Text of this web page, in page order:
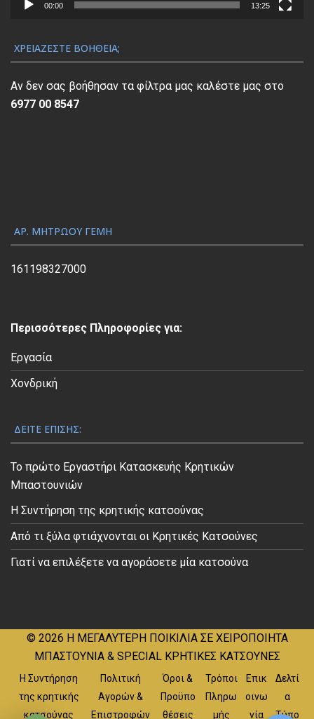
ν
α
π
α
ς
Β
ί
ο
00:00 13:25
ΧΡΕΙΆΖΕΣΤΕ ΒΟΉΘΕΙΑ;
Αν δεν σας βοήθησαν τα φίλτρα μας καλέστε μας στο
6977 00 8547
ΑΡ. ΜΗΤΡΏΟΥ ΓΕΜΗ
161198327000
Περισσότερες Πληροφορίες για:
Εργασία
Χονδρική
ΔΕΊΤΕ ΕΠΊΣΗΣ:
Το πρώτο Εργαστήρι Κατασκευής Κρητικών
Μπαστουνιών
Η Συντήρηση της κρητικής κατσούνας
Από τι ξύλα φτιάχνονται οι Κρητικές Κατσούνες
Γιατί να επιλέξετε να αγοράσετε μία κατσούνα
© 2026 Η ΜΕΓΑΛΥΤΕΡΗ ΠΟΙΚΙΛΙΑ ΣΕ ΧΕΙΡΟΠΟΙΗΤΑ
ΜΠΑΣΤΟΥΝΙΑ & SPECIAL ΚΡΗΤΙΚΕΣ ΚΑΤΣΟΥΝΕΣ
Η Συντήρηση
της κρητικής
κατσούνας
Πολιτική
Αγορών &
Επιστροφών
Όροι &
Προϋπο
θέσεις
Τρόποι
Πληρω
μής
Επικ
οινω
νία
Δελτί
α
Τύπο